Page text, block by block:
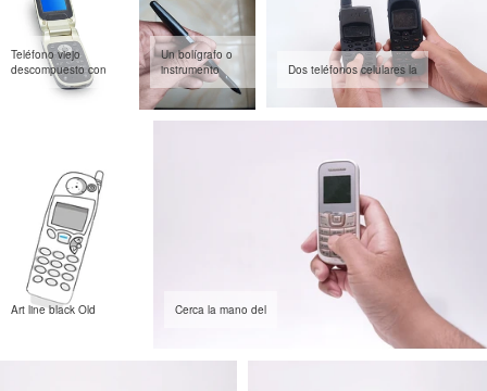
Teléfono viejo
descompuesto con
Un bolígrafo o
instrumento
Dos teléfonos celulares la
Art line black Old Cerca la mano del